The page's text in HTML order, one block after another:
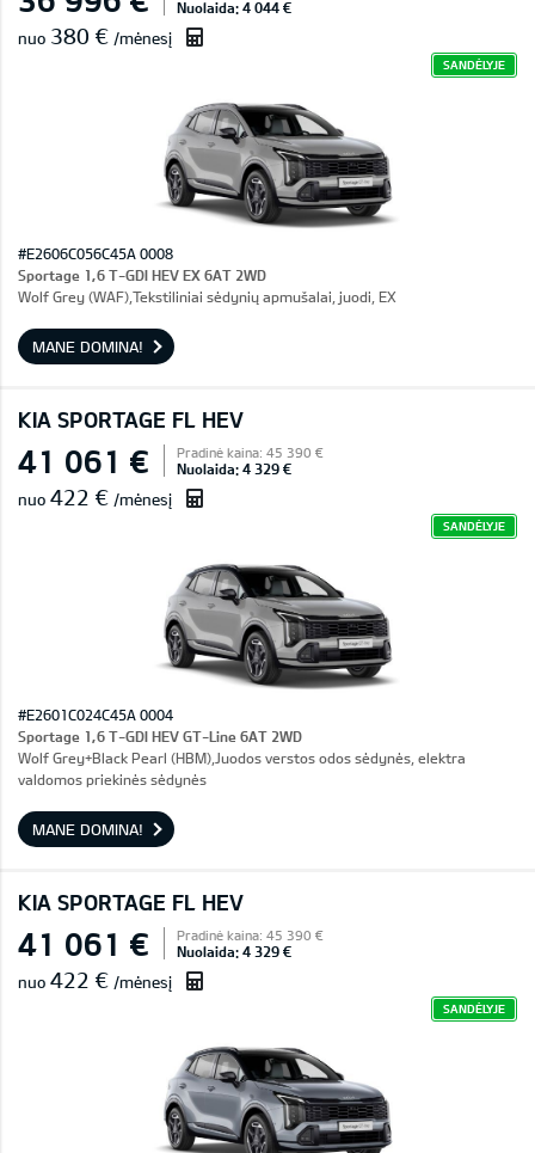
Nuolaida: 4 044 €
nuo 380 € /mėnesį
SANDĖLYJE
#E2606C056C45A 0008
Sportage 1,6 T-GDI HEV EX 6AT 2WD
Wolf Grey (WAF),Tekstiliniai sėdynių apmušalai, juodi, EX
MANE DOMINA!
KIA SPORTAGE FL HEV
41 061 € Pradinė kaina: 45 390 €
Nuolaida: 4 329 €
nuo 422 € /mėnesį
SANDĖLYJE
#E2601C024C45A 0004
Sportage 1,6 T-GDI HEV GT-Line 6AT 2WD
Wolf Grey+Black Pearl (HBM),Juodos verstos odos sėdynės, elektra
valdomos priekinės sėdynės
MANE DOMINA!
KIA SPORTAGE FL HEV
41 061 € Pradinė kaina: 45 390 €
Nuolaida: 4 329 €
nuo 422 € /mėnesį
SANDĖLYJE